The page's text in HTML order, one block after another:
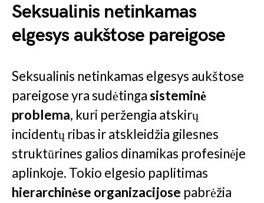
Seksualinis netinkamas
elgesys aukštose pareigose
Seksualinis netinkamas elgesys aukštose
pareigose yra sudėtingasisteminė
problema, kuri peržengia atskirų
incidentų ribas ir atskleidžia gilesnes
struktūrines galios dinamikas profesinėje
aplinkoje. Tokio elgesio paplitimas
hierarchinėse organizacijose pabrėžia